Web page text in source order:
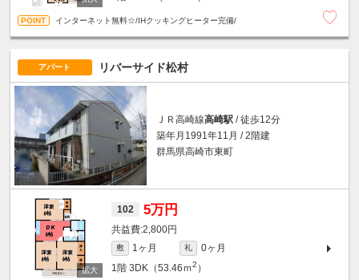
インターネット無料☆/IHクッキングヒーター完備/
アパート リバーサイド松村
ＪＲ高崎線高崎駅 / 徒歩12分
築年月1991年11月 / 2階建
群馬県高崎市東町
102 5万円
2,800円
敷 1ヶ月 礼
0ヶ月
1階 3DK（53.46ｍ2 ）